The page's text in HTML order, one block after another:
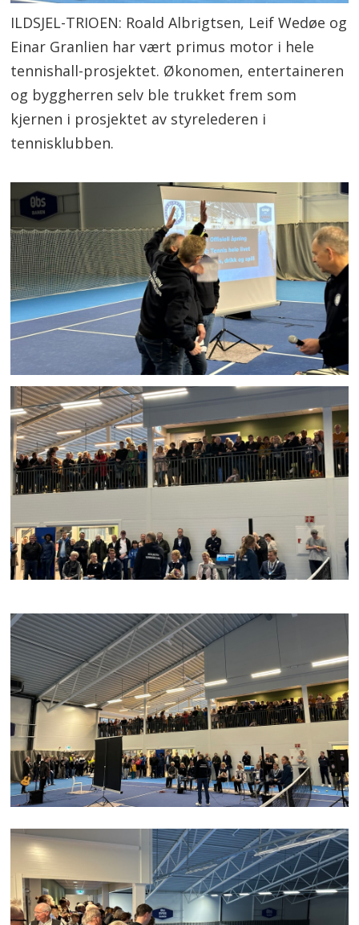
ILDSJEL-TRIOEN: Roald Albrigtsen, Leif Wedøe og
Einar Granlien har vært primus motor i hele
tennishall-prosjektet. Økonomen, entertaineren
og byggherren selv ble trukket frem som
kjernen i prosjektet av styrelederen i
tennisklubben.